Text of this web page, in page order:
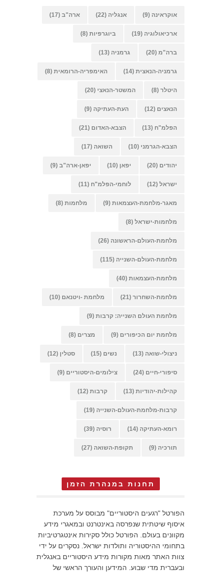
אוקראינה (9) אנגליה (22) ארה"ב (17)
ארכיאולוגיה (19) ביוגרפיות (8)
ברה"מ (20) גרמניה (13)
גרמניה-הנאצית (14) האימפריה-הרומאית (8)
היטלר (8) המשטר-הנאצי (20)
הנאצים (12) העת-העתיקה (9)
הפלמ"ח (13) הצבא-האדום (21)
הצבא-הגרמני (10) השואה (17)
יהודים (20) יפאן (10) יפאן-ארה"ב (9)
ישראל (12) לוחמי-הפלמ"ח (11)
מאגר-מלחמת-העצמאות (9) מלחמות (8)
מלחמות-ישראל (8)
מלחמת-העולם-הראשונה (26)
מלחמת-העולם-השנייה (115)
מלחמת-העצמאות (40)
מלחמת-השחרור (21) מלחמת -ויטנאם (10)
מלחמת העולם השנייה: קרבות (9)
מלחמת יום הכיפורים (9) מצרים (8)
ניצולי-שואה (13) נשים (15) סטלין (12)
סיפורי-חיים (24) צילומים-היסטוריים (9)
קהילות-יהודיות (13) קרבות (12)
קרבות-מלחמת-העולם-השנייה (19)
רומא-העתיקה (14) רוסיה (39)
תורכיה (9) תקופת-השואה (27)
תחנות במנהרת הזמן
הפורטל "רגעים היסטוריים" מבוסס על מערכת
איסוף שיטתית שנפרסה באינטרנט ובמאגרי מידע
מקוונים בעולם. הפורטל כולל סקירות אינטגרטיביות
בתחומי ההיסטוריה ותולדות ישראל. נסקרים על ידי
צוות האתר מאות מקורות מידע היסטוריים באנגלית
ובעברית מדי שבוע. המידען והעורך הראשי של